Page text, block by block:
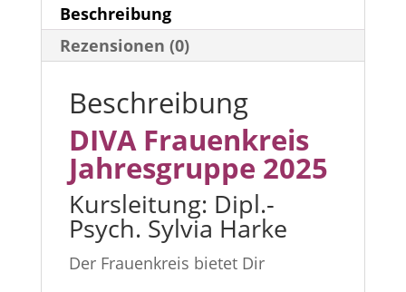
Beschreibung
Rezensionen (0)
Beschreibung
DIVA Frauenkreis
Jahresgruppe 2025
Kursleitung: Dipl.-
Psych. Sylvia Harke
Der Frauenkreis bietet Dir